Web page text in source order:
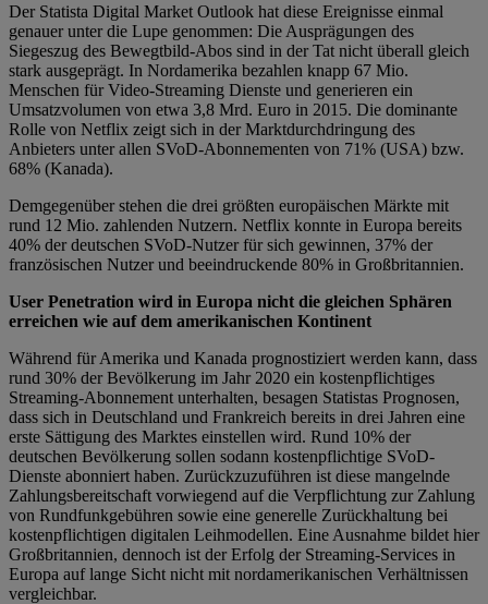
Der Statista Digital Market Outlook hat diese Ereignisse einmal
genauer unter die Lupe genommen: Die Ausprägungen des
Siegeszug des Bewegtbild-Abos sind in der Tat nicht überall gleich
stark ausgeprägt. In Nordamerika bezahlen knapp 67 Mio.
Menschen für Video-Streaming Dienste und generieren ein
Umsatzvolumen von etwa 3,8 Mrd. Euro in 2015. Die dominante
Rolle von Netflix zeigt sich in der Marktdurchdringung des
Anbieters unter allen SVoD-Abonnementen von 71% (USA) bzw.
68% (Kanada).
Demgegenüber stehen die drei größten europäischen Märkte mit
rund 12 Mio. zahlenden Nutzern. Netflix konnte in Europa bereits
40% der deutschen SVoD-Nutzer für sich gewinnen, 37% der
französischen Nutzer und beeindruckende 80% in Großbritannien.
User Penetration wird in Europa nicht die gleichen Sphären
erreichen wie auf dem amerikanischen Kontinent
Während für Amerika und Kanada prognostiziert werden kann, dass
rund 30% der Bevölkerung im Jahr 2020 ein kostenpflichtiges
Streaming-Abonnement unterhalten, besagen Statistas Prognosen,
dass sich in Deutschland und Frankreich bereits in drei Jahren eine
erste Sättigung des Marktes einstellen wird. Rund 10% der
deutschen Bevölkerung sollen sodann kostenpflichtige SVoD-
Dienste abonniert haben. Zurückzuzuführen ist diese mangelnde
Zahlungsbereitschaft vorwiegend auf die Verpflichtung zur Zahlung
von Rundfunkgebühren sowie eine generelle Zurückhaltung bei
kostenpflichtigen digitalen Leihmodellen. Eine Ausnahme bildet hier
Großbritannien, dennoch ist der Erfolg der Streaming-Services in
Europa auf lange Sicht nicht mit nordamerikanischen Verhältnissen
vergleichbar.